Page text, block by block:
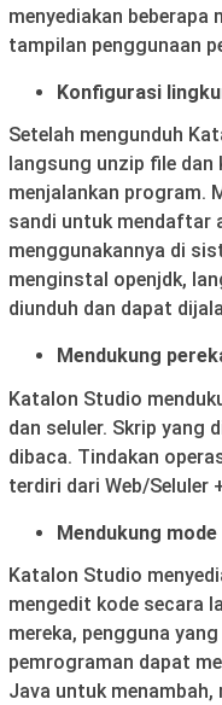
menyediakan beberapa
tampilan penggunaan
Konfigurasi
Setelah mengunduh
langsung unzip file dan
menjalankan program.
sandi untuk mendaftar
menggunakannya di
menginstal openjdk,
diunduh dan dapat
Mendukung
Katalon Studio
dan seluler. Skrip yang
dibaca. Tindakan
terdiri dari Web/Seluler
Mendukung
Katalon Studio
mengedit kode secara
mereka, pengguna
pemrograman dapat
Java untuk